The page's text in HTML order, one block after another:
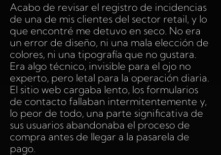
Acabo de revisar el registro de incidencias
de una de mis clientes del sector retail, y lo
que encontré me detuvo en seco. No era
un error de diseño, ni una mala elección de
colores, ni una tipografía que no gustara.
Era algo técnico, invisible para el ojo no
experto, pero letal para la operación diaria.
El sitio web cargaba lento, los formularios
de contacto fallaban intermitentemente y,
lo peor de todo, una parte significativa de
sus usuarios abandonaba el proceso de
compra antes de llegar a la pasarela de
pago.